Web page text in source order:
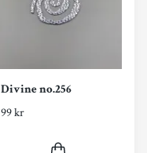
Divine no.256
99 kr